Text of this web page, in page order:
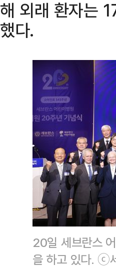
해 외래 환자는
했다.
20일 세브란스
을 하고 있다. ⓒ